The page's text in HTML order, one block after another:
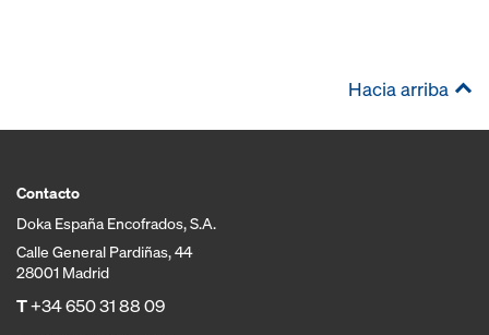
Hacia arriba
Contacto
Doka España Encofrados, S.A.
Calle General Pardiñas, 44
28001 Madrid
T+34 650 31 88 09